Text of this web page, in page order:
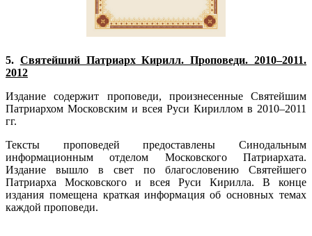
5. Святейший Патриарх Кирилл. Проповеди. 2010–2011.
2012
Издание содержит проповеди, произнесенные Святейшим
Патриархом Московским и всея Руси Кириллом в 2010–2011
гг.
Тексты проповедей предоставлены Синодальным
информационным отделом Московского Патриархата.
Издание вышло в свет по благословению Святейшего
Патриарха Московского и всея Руси Кирилла. В конце
издания помещена краткая информация об основных темах
каждой проповеди.